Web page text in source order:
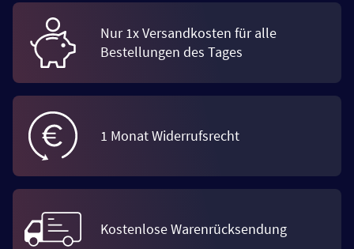
Nur 1x Versandkosten für alle
Bestellungen des Tages
1 Monat Widerrufsrecht
Kostenlose Warenrücksendung